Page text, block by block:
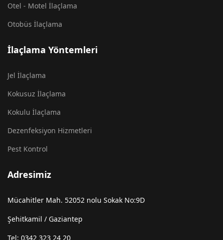
Otel - Motel İlaçlama
Otobüs İlaçlama
İlaçlama Yöntemleri
Jel İlaçlama
Kokusuz İlaçlama
Kokulu İlaçlama
Dezenfeksiyon Hizmetleri
Pest Kontrol
Adresimiz
Mücahitler Mah. 52052 nolu Sokak No:9D
Şehitkamil / Gaziantep
Tel: 0342 323 24 20